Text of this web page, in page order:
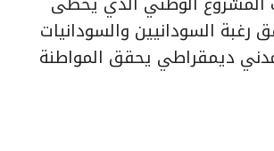
رغبة السودانيين والسودانيات
ديمقراطي يحقق المواطنة